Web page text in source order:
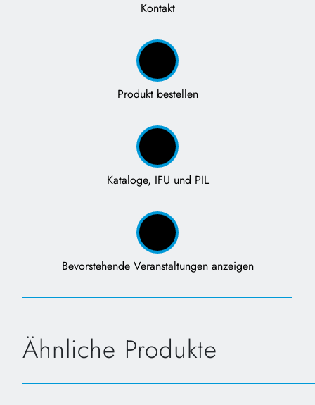
Kontakt
Produkt bestellen
Kataloge, IFU und PIL
Bevorstehende Veranstaltungen anzeigen
Ähnliche Produkte